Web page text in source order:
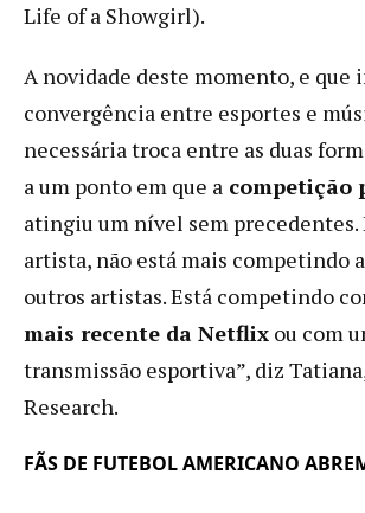
Life of a Showgirl).
A novidade deste momento, e que
convergência entre esportes e
necessária troca entre as duas
a um ponto em que a competição
atingiu um nível sem precedentes.
artista, não está mais competindo
outros artistas. Está competindo
mais recente da Netflix ou com
transmissão esportiva”, diz
Research.
FÃS DE FUTEBOL AMERICANO